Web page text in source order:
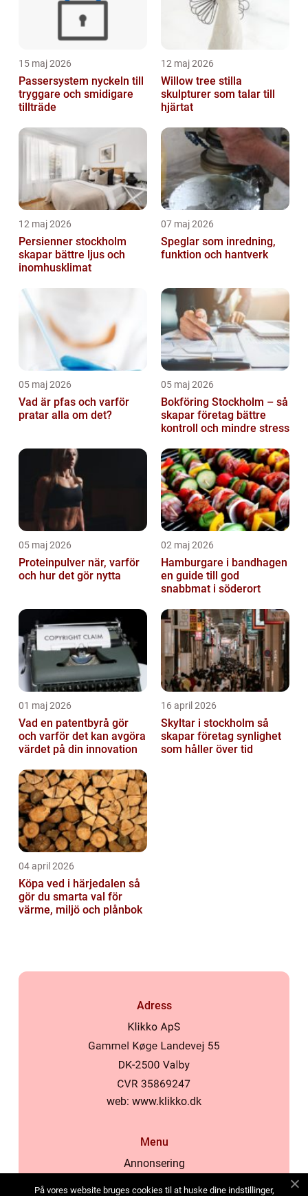
15 maj 2026
Passersystem nyckeln till
tryggare och smidigare
tillträde
12 maj 2026
Willow tree stilla
skulpturer som talar till
hjärtat
12 maj 2026
Persienner stockholm
skapar bättre ljus och
inomhusklimat
07 maj 2026
Speglar som inredning,
funktion och hantverk
05 maj 2026
Vad är pfas och varför
pratar alla om det?
05 maj 2026
Bokföring Stockholm – så
skapar företag bättre
kontroll och mindre stress
05 maj 2026
Proteinpulver när, varför
och hur det gör nytta
02 maj 2026
Hamburgare i bandhagen
en guide till god
snabbmat i söderort
01 maj 2026
Vad en patentbyrå gör
och varför det kan avgöra
värdet på din innovation
16 april 2026
Skyltar i stockholm så
skapar företag synlighet
som håller över tid
04 april 2026
Köpa ved i härjedalen så
gör du smarta val för
värme, miljö och plånbok
Adress
web: www.klikko.dk
Menu
Annonsering
På vores website bruges cookies til at huske dine indstillinger,